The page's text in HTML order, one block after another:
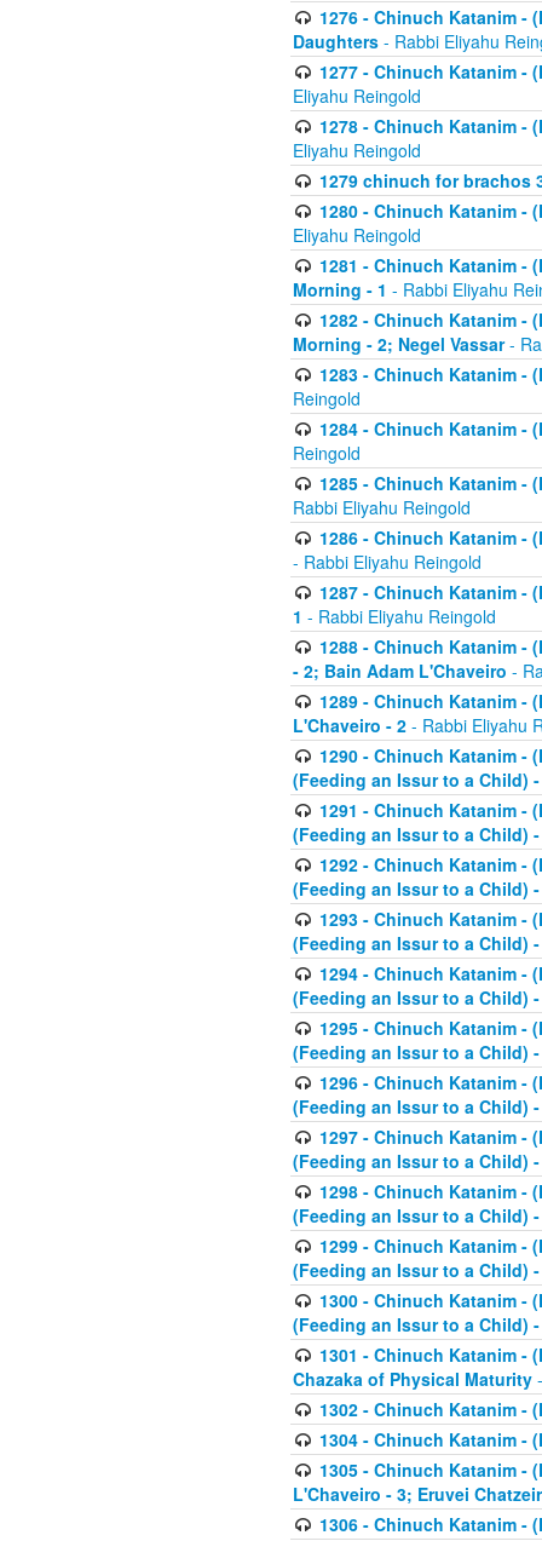
1276 - Chinuch Katanim -
Daughters - Rabbi Eliyahu
1277 - Chinuch Katanim -
Eliyahu Reingold
1278 - Chinuch Katanim -
Eliyahu Reingold
1279 chinuch for brachos
1280 - Chinuch Katanim -
Eliyahu Reingold
1281 - Chinuch Katanim -
Morning - 1 - Rabbi Eliyahu
1282 - Chinuch Katanim -
Morning - 2; Negel Vassar-
1283 - Chinuch Katanim -
Reingold
1284 - Chinuch Katanim -
Reingold
1285 - Chinuch Katanim -
Rabbi Eliyahu Reingold
1286 - Chinuch Katanim -
- Rabbi Eliyahu Reingold
1287 - Chinuch Katanim -
1 - Rabbi Eliyahu Reingold
1288 - Chinuch Katanim -
- 2; Bain Adam L'Chaveiro -
1289 - Chinuch Katanim -
L'Chaveiro - 2 - Rabbi Eliyahu
1290 - Chinuch Katanim -
(Feeding an Issur to a Child)
1291 - Chinuch Katanim -
(Feeding an Issur to a Child)
1292 - Chinuch Katanim -
(Feeding an Issur to a Child)
1293 - Chinuch Katanim -
(Feeding an Issur to a Child)
1294 - Chinuch Katanim -
(Feeding an Issur to a Child)
1295 - Chinuch Katanim -
(Feeding an Issur to a Child)
1296 - Chinuch Katanim -
(Feeding an Issur to a Child)
1297 - Chinuch Katanim -
(Feeding an Issur to a Child)
1298 - Chinuch Katanim -
(Feeding an Issur to a Child)
1299 - Chinuch Katanim -
(Feeding an Issur to a Child)
1300 - Chinuch Katanim -
(Feeding an Issur to a Child)
1301 - Chinuch Katanim -
Chazaka of Physical Maturity
1302 - Chinuch Katanim -
1304 - Chinuch Katanim -
1305 - Chinuch Katanim -
L'Chaveiro - 3; Eruvei
1306 - Chinuch Katanim -